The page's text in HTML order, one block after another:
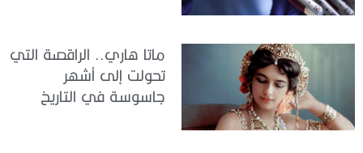
ماتا هاري.. الراقصة التي
تحولت إلى أشهر
جاسوسة في التاريخ